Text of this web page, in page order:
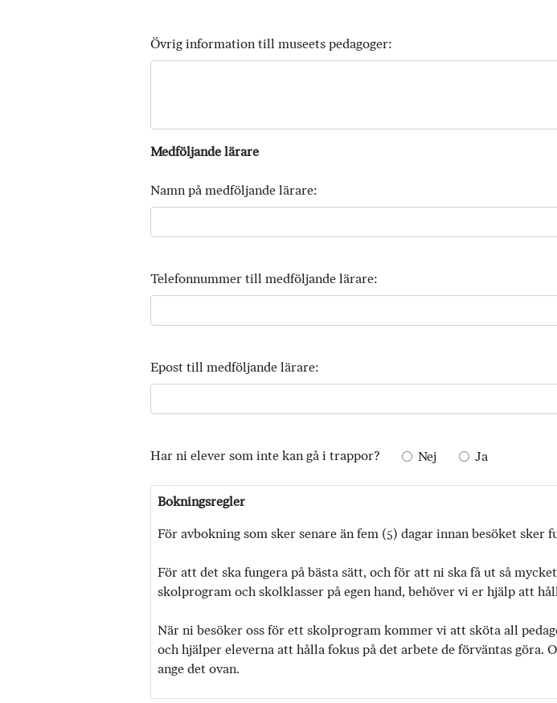
Övrig information till museets pedagoger:
Medföljande lärare
Namn på medföljande lärare:
Telefonnummer till medföljande lärare:
Epost till medföljande lärare:
Har ni elever som inte kan gå i trappor? Nej Ja
Bokningsregler
För avbokning som sker senare än fem (5) dagar innan besöket sker
För att det ska fungera på bästa sätt, och för att ni ska få ut så
skolprogram och skolklasser på egen hand, behöver vi er hjälp att
När ni besöker oss för ett skolprogram kommer vi att sköta all
och hjälper eleverna att hålla fokus på det arbete de förväntas göra.
ange det ovan.